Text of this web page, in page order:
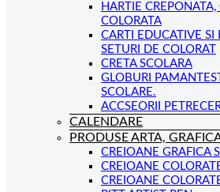
HARTIE CREPONATA,
COLORATA
CARTI EDUCATIVE SI
SETURI DE COLORAT
CRETA SCOLARA
GLOBURI
SCOLARE.
ACCSEORII
CALENDARE
PRODUSE ARTA,
CREIOANE GRAFICA
CREIOANE
CREIOANE